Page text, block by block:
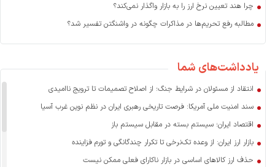
چرا هند تعیین نرخ ارز را به بازار واگذار نمی‌کند؟
مطالبه رفع تحریم‌ها در مذاکرات چگونه در واشنگتن تفسیر شد؟
یادداشت‌های شما
انتقاد از مسئولان در شرایط جنگ؛ از اصلاح تصمیمات تا ترویج ناامیدی
سند امنیت ملی آمریکا: فرصت تاریخی رهبری ایران در نظم نوین غرب آسیا
اقتصاد ایران؛ سیستم بسته در مقابل سیستم باز
بازار ارز ایران: از وعده تک‌نرخی تا تکرار چندگانگی و تورم فزاینده
حذف ارز کالاهای اساسی در بازار ناکارای فعلی ممکن نیست